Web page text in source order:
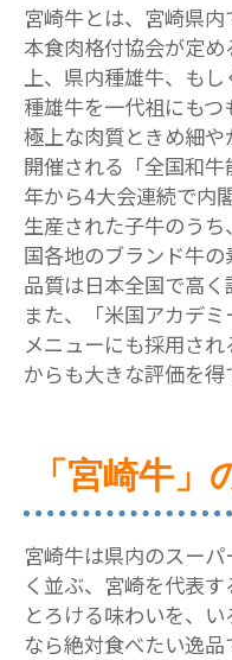
宮崎牛とは、宮崎県
本食肉格付協会が定
上、県内種雄牛、も
種雄牛を一代祖にもつ
極上な肉質ときめ細
開催される「全国和
年から4大会連続で内
生産された子牛のう
国各地のブランド牛
品質は日本全国で高く
また、「米国アカデ
メニューにも採用さ
からも大きな評価を得
「宮崎牛
宮崎牛は県内のスー
く並ぶ、宮崎を代表
とろける味わいを、
なら絶対食べたい逸品